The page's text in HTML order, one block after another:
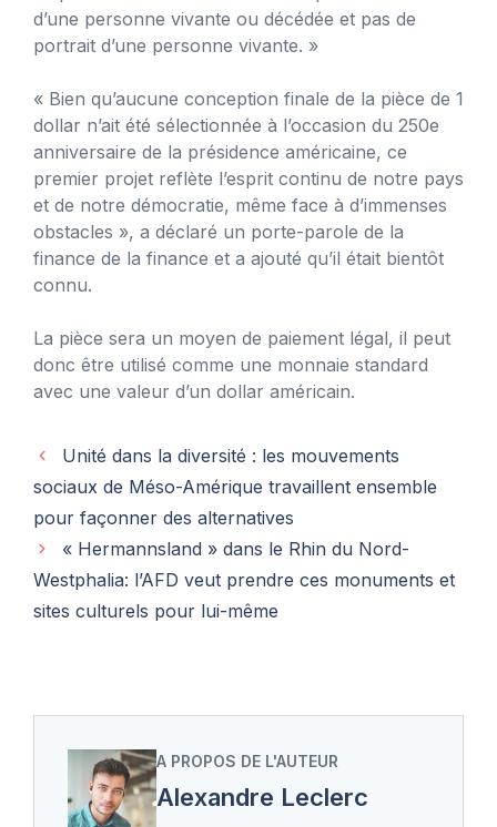
d’une personne vivante ou décédée et pas de
portrait d’une personne vivante. »
« Bien qu’aucune conception finale de la pièce de 1
dollar n’ait été sélectionnée à l’occasion du 250e
anniversaire de la présidence américaine, ce
premier projet reflète l’esprit continu de notre pays
et de notre démocratie, même face à d’immenses
obstacles », a déclaré un porte-parole de la
finance de la finance et a ajouté qu’il était bientôt
connu.
La pièce sera un moyen de paiement légal, il peut
donc être utilisé comme une monnaie standard
avec une valeur d’un dollar américain.
Unité dans la diversité : les mouvements
sociaux de Méso-Amérique travaillent ensemble
pour façonner des alternatives
« Hermannsland » dans le Rhin du Nord-
Westphalia: l’AFD veut prendre ces monuments et
sites culturels pour lui-même
A PROPOS DE L'AUTEUR
Alexandre Leclerc